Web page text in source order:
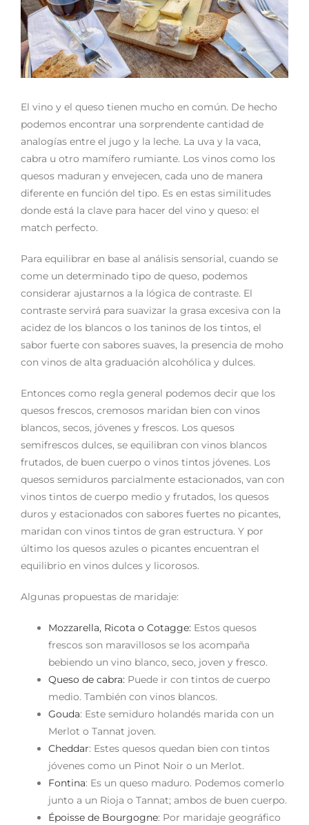
Noticias
Contacto
0 artículos
El vino y el queso tienen mucho en común. De hecho
podemos encontrar una sorprendente cantidad de
analogías entre el jugo y la leche. La uva y la vaca,
cabra u otro mamífero rumiante. Los vinos como los
quesos maduran y envejecen, cada uno de manera
diferente en función del tipo. Es en estas similitudes
donde está la clave para hacer del vino y queso: el
match perfecto.
Para equilibrar en base al análisis sensorial, cuando se
come un determinado tipo de queso, podemos
considerar ajustarnos a la lógica de contraste. El
contraste servirá para suavizar la grasa excesiva con la
acidez de los blancos o los taninos de los tintos, el
sabor fuerte con sabores suaves, la presencia de moho
con vinos de alta graduación alcohólica y dulces.
Entonces como regla general podemos decir que los
quesos frescos, cremosos maridan bien con vinos
blancos, secos, jóvenes y frescos. Los quesos
semifrescos dulces, se equilibran con vinos blancos
frutados, de buen cuerpo o vinos tintos jóvenes. Los
quesos semiduros parcialmente estacionados, van con
vinos tintos de cuerpo medio y frutados, los quesos
duros y estacionados con sabores fuertes no picantes,
maridan con vinos tintos de gran estructura. Y por
último los quesos azules o picantes encuentran el
equilibrio en vinos dulces y licorosos.
Algunas propuestas de maridaje:
Mozzarella, Ricota o Cotagge:Estos quesos
frescos son maravillosos se los acompaña
bebiendo un vino blanco, seco, joven y fresco.
Queso de cabra: Puede ir con tintos de cuerpo
medio. También con vinos blancos.
Gouda: Este semiduro holandés marida con un
Merlot o Tannat joven.
Cheddar: Estes quesos quedan bien con tintos
jóvenes como un Pinot Noir o un Merlot.
Fontina: Es un queso maduro. Podemos comerlo
junto a un Rioja o Tannat; ambos de buen cuerpo.
Époisse de Bourgogne: Por maridaje geográfico